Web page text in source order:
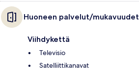
Huoneen palvelut/mukavuudet
Viihdykettä
Televisio
Satelliittikanavat